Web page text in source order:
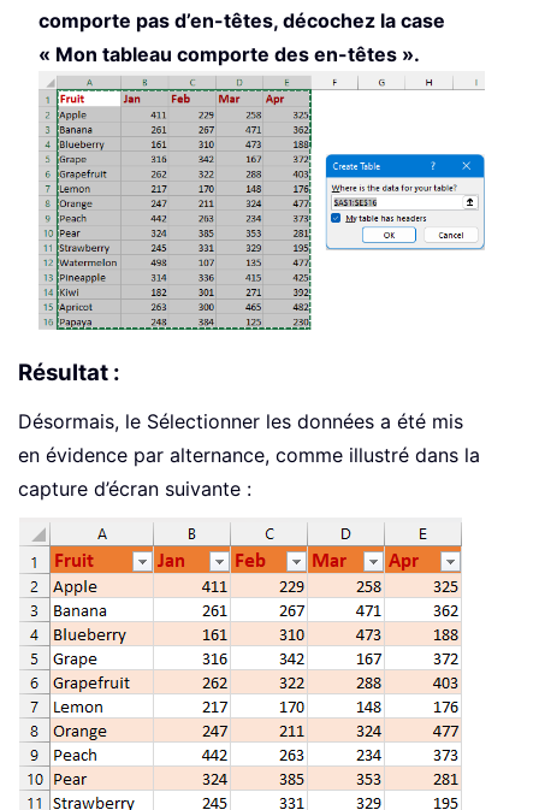
comporte pas d’en-têtes, décochez la case
« Mon tableau comporte des en-têtes ».
Résultat :
Désormais, le Sélectionner les données a été mis
en évidence par alternance, comme illustré dans la
capture d’écran suivante :